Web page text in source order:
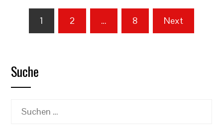
Seitennummerierung
der
Beiträge
1 2 … 8 Next
Suche
Suchen